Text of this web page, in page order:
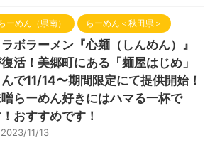
らーめん（県南） らーめん＜秋田県＞
ボラーメン『心麺（しんめん）』
活！美郷町にある「麺屋はじめ」
んで11/14〜期間限定にて提供開始！
らーめん好きにはハマる一杯で
おすすめです！
2023/11/13